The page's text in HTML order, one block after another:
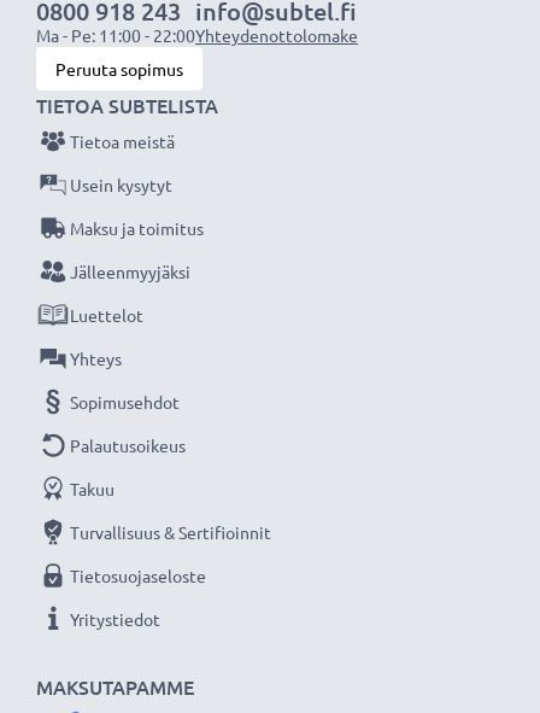
0800 918 243
Ma - Pe: 11:00 - 22:00
info@subtel.fi
Yhteydenottolomake
Peruuta sopimus
MAKSUTAPAMME
TIETOA SUBTELISTA
Tietoa meistä
Usein kysytyt
Maksu ja toimitus
Jälleenmyyjäksi
Luettelot
Yhteys
Sopimusehdot
Palautusoikeus
Takuu
Turvallisuus & Sertifioinnit
Tietosuojaseloste
Yritystiedot